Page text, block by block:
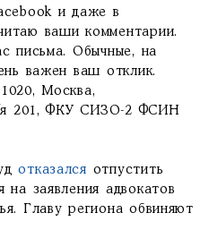
и даже в
ваши комментарии.
письма. Обычные, на
важен ваш отклик.
Москва,
я 201, ФКУ СИЗО-2 ФСИН
отказался отпустить
заявления адвокатов
Главу региона обвиняют